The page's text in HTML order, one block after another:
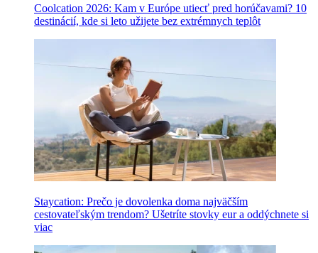
Coolcation 2026: Kam v Európe utiecť pred horúčavami? 10
destinácií, kde si leto užijete bez extrémnych teplôt
Staycation: Prečo je dovolenka doma najväčším
cestovateľským trendom? Ušetríte stovky eur a oddýchnete si
viac